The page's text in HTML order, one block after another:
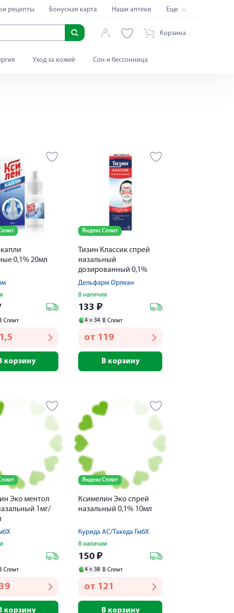
рецепты Бонусная карта Наши аптеки Еще
Корзина
Уход за кожей Сон и бессонница
0,1% 20мл
В Сплит
корзину
Яндекс Сплит
Тизин Классик спрей
назальный
дозированный 0,1%
10мл
Дельфарм Орлеан
В наличии
133 ₽
4 × 34 В Сплит
от 119
В корзину
Эко ментол
1мг/
В Сплит
корзину
Яндекс Сплит
Ксимелин Эко спрей
назальный 0,1% 10мл
Курида АС/Такеда ГмбХ
В наличии
150 ₽
4 × 38 В Сплит
от 121
В корзину